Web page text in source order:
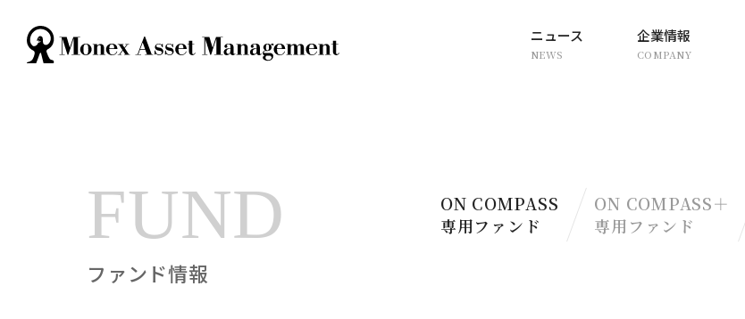
ニュース
NEWS
企業情報
COMPANY
FUND
ファンド情報
ON COMPASS
専用ファンド
ON COMPASS＋
専用ファンド